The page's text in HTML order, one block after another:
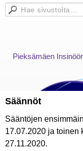
Pieksämäen
Säännöt
Sääntöjen
17.07.2020 ja toinen
27.11.2020.